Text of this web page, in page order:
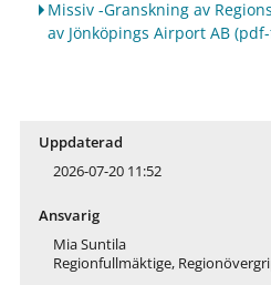
Missiv -Granskning av
av Jönköpings Airport AB(pdf-
Uppdaterad
2026-07-20 11:52
Ansvarig
Mia Suntila
Regionfullmäktige,